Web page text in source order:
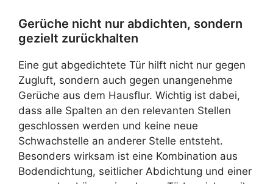
Gerüche nicht nur abdichten, sondern
gezielt zurückhalten
Eine gut abgedichtete Tür hilft nicht nur gegen
Zugluft, sondern auch gegen unangenehme
Gerüche aus dem Hausflur. Wichtig ist dabei,
dass alle Spalten an den relevanten Stellen
geschlossen werden und keine neue
Schwachstelle an anderer Stelle entsteht.
Besonders wirksam ist eine Kombination aus
Bodendichtung, seitlicher Abdichtung und einer